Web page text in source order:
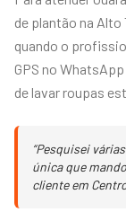
de plantão na
quando o
GPS no
de lavar roupas
“Pesquisei
única que
cliente em